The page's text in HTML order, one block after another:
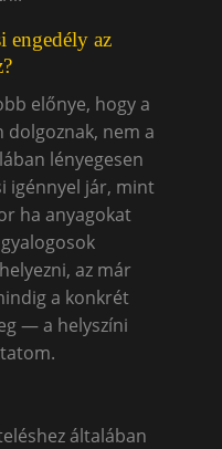
engedély az
előnye, hogy a
dolgoznak, nem a
lényegesen
igénnyel jár, mint
ha anyagokat
az már
a konkrét
— a helyszíni
általában